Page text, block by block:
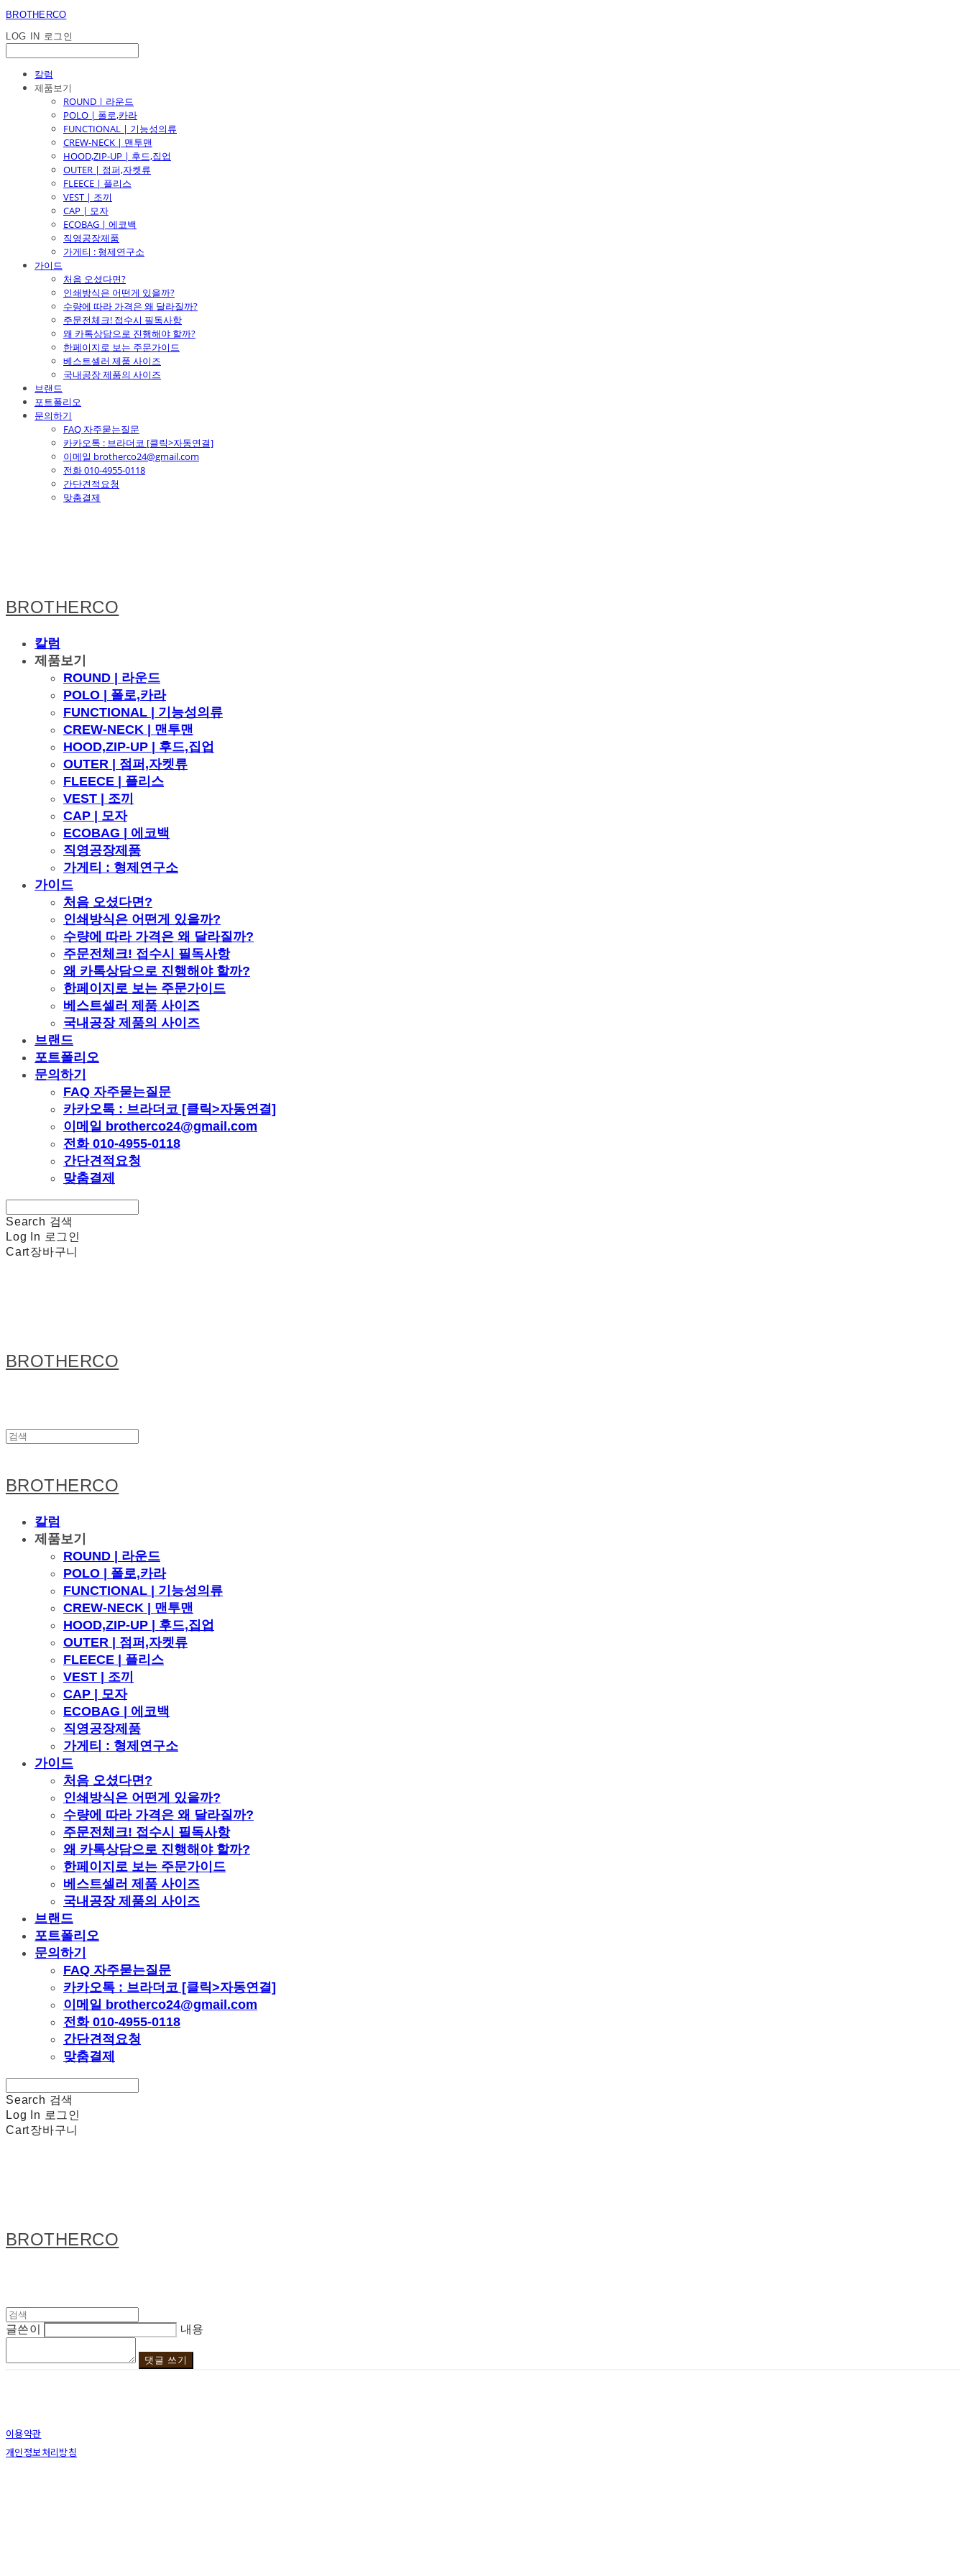
BROTHERCO
LOG IN 로그인
칼럼
제품보기
ROUND | 라운드
POLO | 폴로,카라
FUNCTIONAL | 기능성의류
CREW-NECK | 맨투맨
HOOD,ZIP-UP | 후드,집업
OUTER | 점퍼,자켓류
FLEECE | 플리스
VEST | 조끼
CAP | 모자
ECOBAG | 에코백
직영공장제품
가게티 : 형제연구소
가이드
처음 오셨다면?
인쇄방식은 어떤게 있을까?
수량에 따라 가격은 왜 달라질까?
주문전체크! 접수시 필독사항
왜 카톡상담으로 진행해야 할까?
한페이지로 보는 주문가이드
베스트셀러 제품 사이즈
국내공장 제품의 사이즈
브랜드
포트폴리오
문의하기
FAQ 자주묻는질문
카카오톡 : 브라더코 [클릭>자동연결]
이메일 brotherco24@gmail.com
전화 010-4955-0118
간단견적요청
맞춤결제
BROTHERCO
칼럼
제품보기
ROUND | 라운드
POLO | 폴로,카라
FUNCTIONAL | 기능성의류
CREW-NECK | 맨투맨
HOOD,ZIP-UP | 후드,집업
OUTER | 점퍼,자켓류
FLEECE | 플리스
VEST | 조끼
CAP | 모자
ECOBAG | 에코백
직영공장제품
가게티 : 형제연구소
가이드
처음 오셨다면?
인쇄방식은 어떤게 있을까?
수량에 따라 가격은 왜 달라질까?
주문전체크! 접수시 필독사항
왜 카톡상담으로 진행해야 할까?
한페이지로 보는 주문가이드
베스트셀러 제품 사이즈
국내공장 제품의 사이즈
브랜드
포트폴리오
문의하기
FAQ 자주묻는질문
카카오톡 : 브라더코 [클릭>자동연결]
이메일 brotherco24@gmail.com
전화 010-4955-0118
간단견적요청
맞춤결제
Search 검색
Log In 로그인
Cart장바구니
BROTHERCO
BROTHERCO
칼럼
제품보기
ROUND | 라운드
POLO | 폴로,카라
FUNCTIONAL | 기능성의류
CREW-NECK | 맨투맨
HOOD,ZIP-UP | 후드,집업
OUTER | 점퍼,자켓류
FLEECE | 플리스
VEST | 조끼
CAP | 모자
ECOBAG | 에코백
직영공장제품
가게티 : 형제연구소
가이드
처음 오셨다면?
인쇄방식은 어떤게 있을까?
수량에 따라 가격은 왜 달라질까?
주문전체크! 접수시 필독사항
왜 카톡상담으로 진행해야 할까?
한페이지로 보는 주문가이드
베스트셀러 제품 사이즈
국내공장 제품의 사이즈
브랜드
포트폴리오
문의하기
FAQ 자주묻는질문
카카오톡 : 브라더코 [클릭>자동연결]
이메일 brotherco24@gmail.com
전화 010-4955-0118
간단견적요청
맞춤결제
Search 검색
Log In 로그인
Cart장바구니
BROTHERCO
글쓴이 내용
댓글 쓰기
이용약관
개인정보처리방침